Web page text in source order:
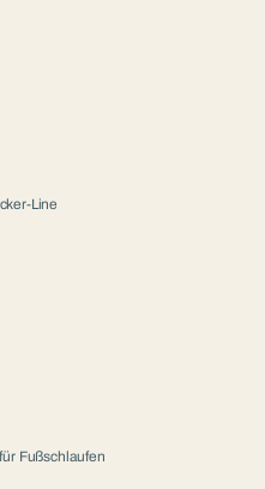
Line
Fußschlaufen